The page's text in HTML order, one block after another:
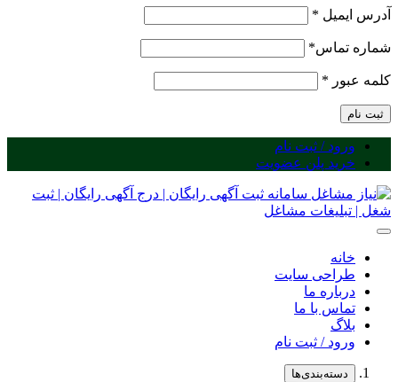
آدرس ایمیل *
شماره تماس*
کلمه عبور *
ثبت نام
ورود / ثبت نام
خرید پلن عضویت
خانه
طراحی سایت
درباره ما
تماس با ما
بلاگ
ورود / ثبت نام
دسته‌بندی‌ها